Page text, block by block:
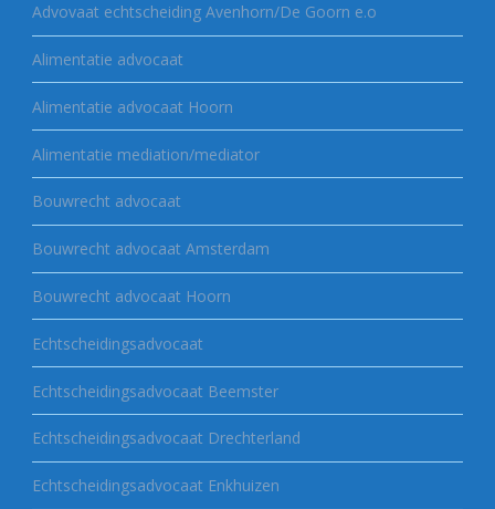
Advovaat echtscheiding Avenhorn/De Goorn e.o
Alimentatie advocaat
Alimentatie advocaat Hoorn
Alimentatie mediation/mediator
Bouwrecht advocaat
Bouwrecht advocaat Amsterdam
Bouwrecht advocaat Hoorn
Echtscheidingsadvocaat
Echtscheidingsadvocaat Beemster
Echtscheidingsadvocaat Drechterland
Echtscheidingsadvocaat Enkhuizen